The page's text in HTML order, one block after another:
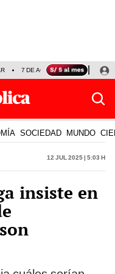
7 DE AGOSTO OLLANTA
SOCIEDAD MUNDO
12 Jul 2025 | 5:03 h
insiste en